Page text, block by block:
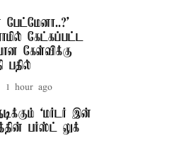
பேட்மேனா..?’
கேட்கப்பட்ட
கேள்விக்கு
பதில்
1 hour ago
‘மர்டர் இன்
பர்ஸ்ட் லுக்